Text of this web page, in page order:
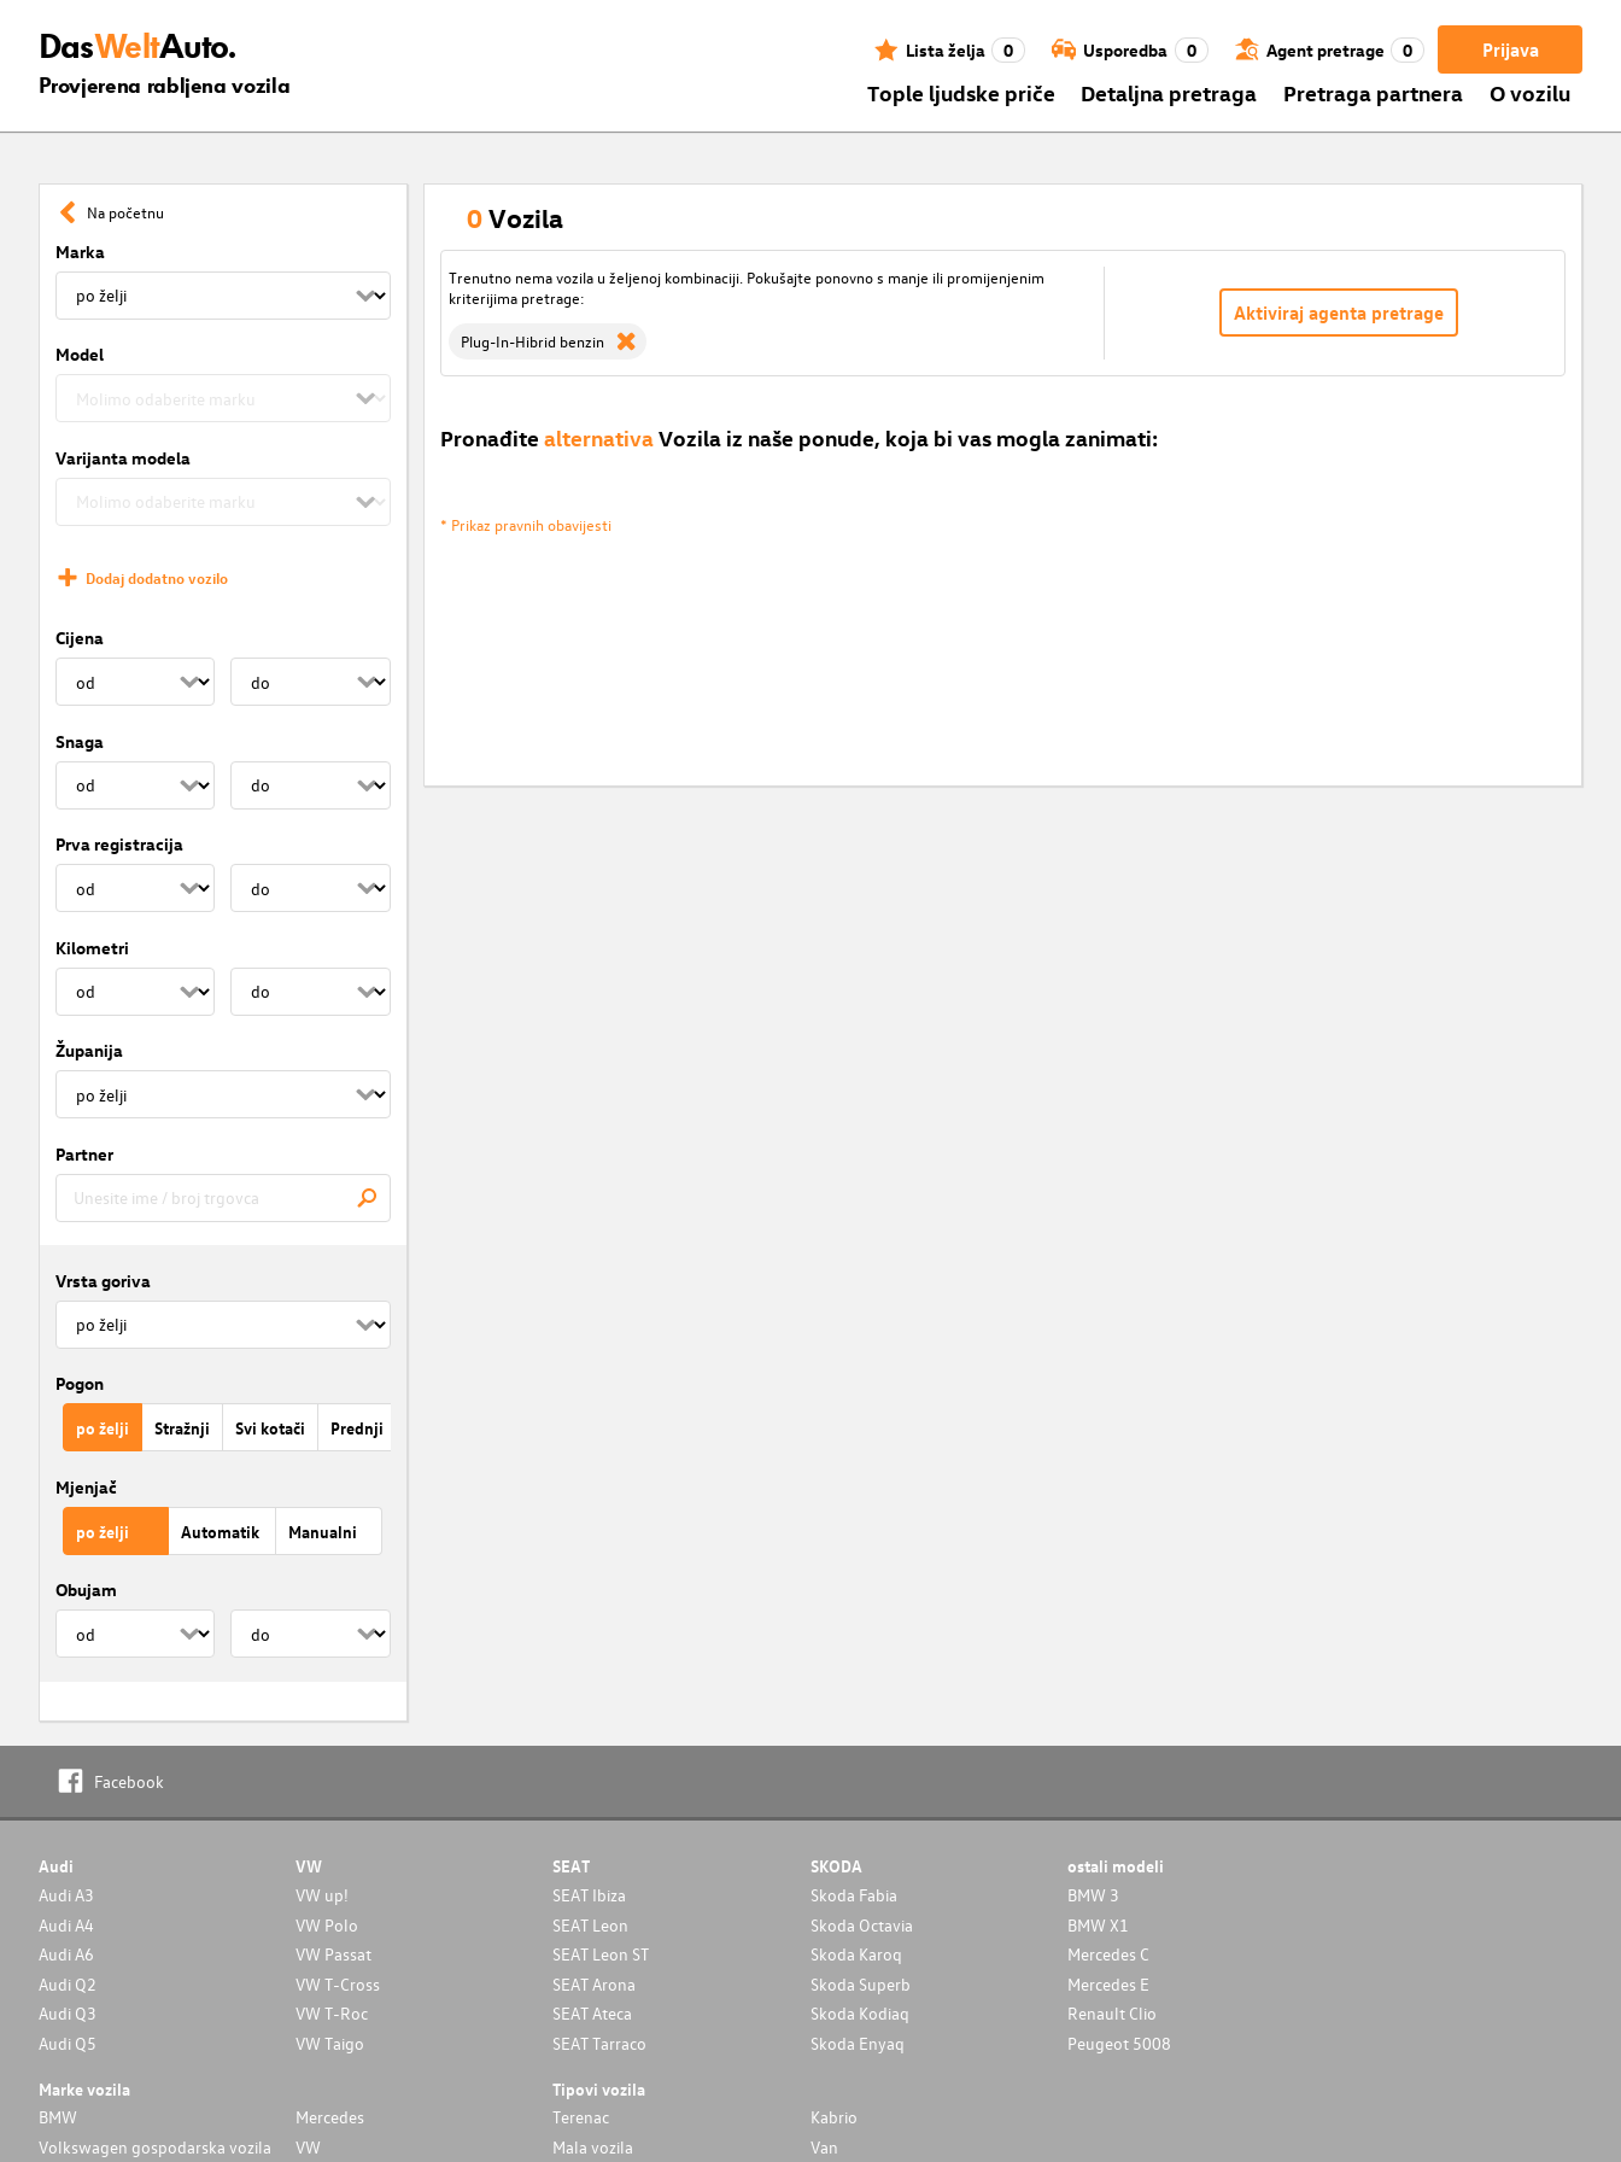
DasWeltAuto.
Provjerena rabljena vozila
Prijava
Lista želja 0 Usporedba 0 Agent pretrage 0
Tople ljudske priče Detaljna pretraga Pretraga partnera O vozilu
Na početnu
Marka
Model
Varijanta modela
Dodaj dodatno vozilo
Cijena
Snaga
Prva registracija
Kilometri
Županija
Partner
Vrsta goriva
Pogon
po želji Stražnji Svi kotači Prednji
Mjenjač
po želji Automatik Manualni
Obujam
0Vozila
Trenutno nema vozila u željenoj kombinaciji. Pokušajte ponovno s manje ili promijenjenim
kriterijima pretrage:
Plug-In-Hibrid benzin
Aktiviraj agenta pretrage
Pronađite alternativa Vozila iz naše ponude, koja bi vas mogla zanimati:
* Prikaz pravnih obavijesti
Facebook
Audi
Audi A3
Audi A4
Audi A6
Audi Q2
Audi Q3
Audi Q5
VW
VW up!
VW Polo
VW Passat
VW T-Cross
VW T-Roc
VW Taigo
SEAT
SEAT Ibiza
SEAT Leon
SEAT Leon ST
SEAT Arona
SEAT Ateca
SEAT Tarraco
SKODA
Skoda Fabia
Skoda Octavia
Skoda Karoq
Skoda Superb
Skoda Kodiaq
Skoda Enyaq
ostali modeli
BMW 3
BMW X1
Mercedes C
Mercedes E
Renault Clio
Peugeot 5008
Marke vozila
BMW
Mercedes
Volkswagen gospodarska vozila
VW
Tipovi vozila
Terenac
Kabrio
Mala vozila
Van